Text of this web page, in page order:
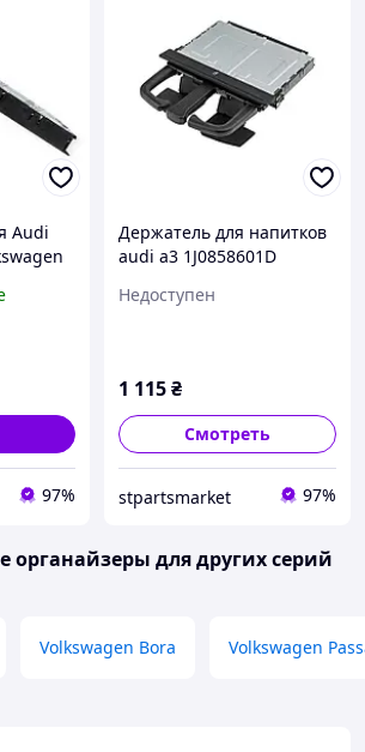
Audi
97%
Держатель для напитков
audi a3 1J0858601D
Недоступен
1 115₴
Смотреть
stpartsmarket 97%
для других серий
Volkswagen Bora Volkswagen